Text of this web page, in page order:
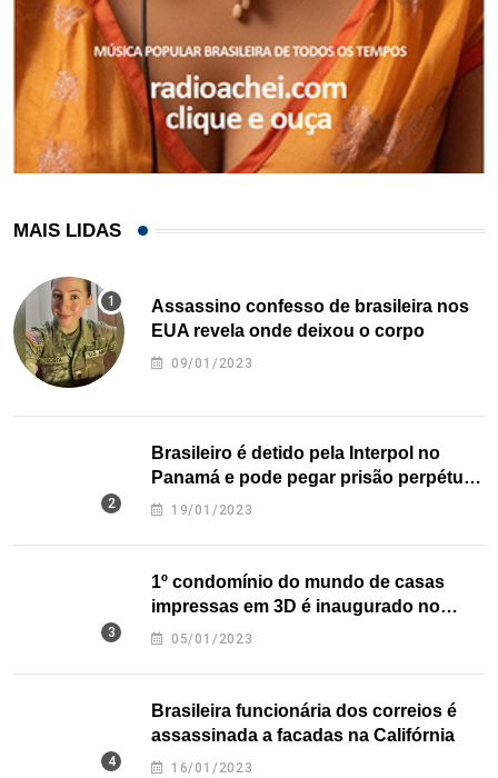
MAIS LIDAS
Assassino confesso de brasileira nos
EUA revela onde deixou o corpo
09/01/2023
Brasileiro é detido pela Interpol no
Panamá e pode pegar prisão perpétua
nos EUA
19/01/2023
1º condomínio do mundo de casas
impressas em 3D é inaugurado no
Texas
05/01/2023
Brasileira funcionária dos correios é
assassinada a facadas na Califórnia
16/01/2023